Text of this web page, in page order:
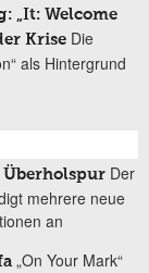
„It: Welcome
Krise Die
als Hintergrund
Überholspur Der
mehrere neue
an
„On Your Mark“